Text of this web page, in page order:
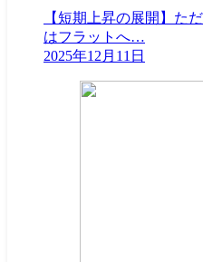
【短期上昇の展開】た
はフラットへ…
2025年12月11日